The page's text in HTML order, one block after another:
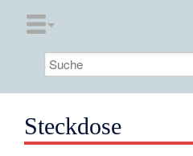
Steckdose